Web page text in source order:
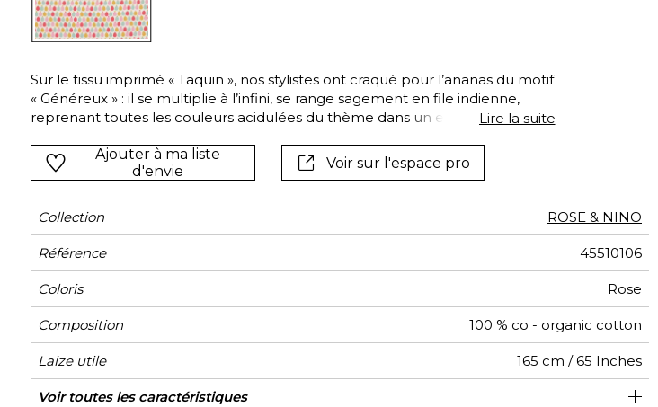
Vert
Violet
Sur le tissu imprimé « Taquin », nos stylistes ont craqué pour l’ananas du motif
« Généreux » : il se multiplie à l’infini, se range sagement en file indienne,
reprenant toutes les couleurs acidulées du thème dans un esprit trèsLire la suite
Ajouter à ma liste
d'envie
Voir sur l'espace pro
Collection ROSE & NINO
Référence 45510106
Coloris Rose
Composition 100 % co - organic cotton
Laize utile 165 cm / 65 Inches
Rétrécissement <3%
Raccord Raccord droit
Sens De large
Poids g/m² 171
Usage
Entretien
Pays d'origine Inde
Rapport Horizontal 16 cm / 6 Inches
Rapport Vertical 16 cm / 6 Inches
Voir toutes les caractéristiques